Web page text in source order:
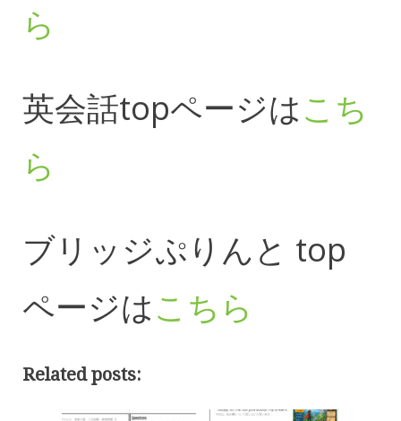
ら
英会話topページはこち
ら
ブリッジぷりんと top
ページはこちら
Related posts: